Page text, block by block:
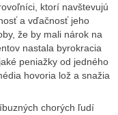
ktorí navštevujú
a vďačnosť jeho
že by mali nárok na
nastala byrokracia
peniažky od jedného
hovoria lož a snažia
chorých ľudí